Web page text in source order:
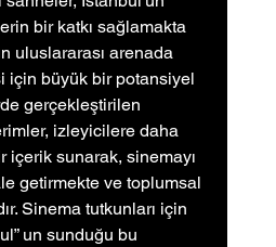
bir katkı sağlamakta
uluslararası arenada
için büyük bir potansiyel
gerçekleştirilen
izleyicilere daha
içerik sunarak, sinemayı
getirmekte ve toplumsal
Sinema tutkunları için
un sunduğu bu